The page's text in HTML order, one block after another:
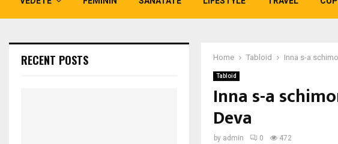
Home Tabloid Inna s-a
Tabloid
Inna s-a
Deva
by admin 0 472
RECENT POSTS